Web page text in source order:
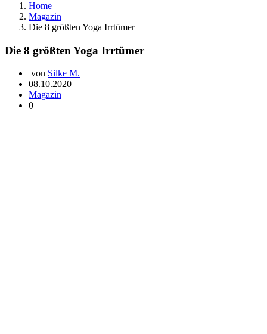
Home
Magazin
Die 8 größten Yoga Irrtümer
Die 8 größten Yoga Irrtümer
von Silke M.
08.10.2020
Magazin
0